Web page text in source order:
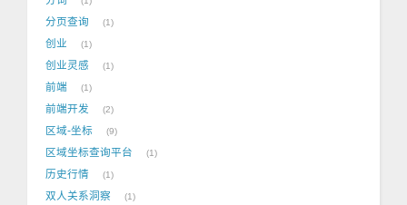
分页查询 1
创业 1
创业灵感 1
前端 1
前端开发 2
区域-坐标 9
区域坐标查询平台 1
历史行情 1
双人关系洞察 1